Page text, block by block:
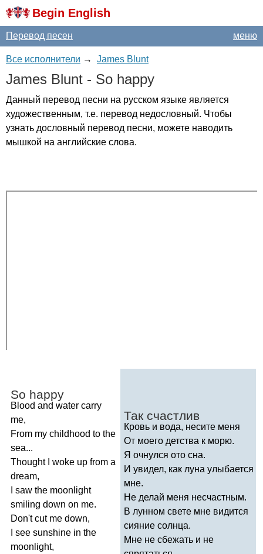
Begin English
меню
Перевод песен
Все исполнители → James Blunt
James Blunt - So happy
Данный перевод песни на русском языке является
художественным, т.е. перевод недословный. Чтобы
узнать дословный перевод песни, можете наводить
мышкой на английские слова.
So happy
Blood and water carry
me,
From my childhood to the
sea...
Thought
woke up from a
dream,
saw the moonlight
smiling down on me.
Don't cut me down,
see sunshine in the
moonlight,
Так счастлив
Кровь и вода, несите меня
От моего детства к морю.
Я очнулся ото сна.
И увидел, как луна улыбается
мне.
Не делай меня несчастным.
В лунном свете мне видится
сияние солнца.
Мне не сбежать и не